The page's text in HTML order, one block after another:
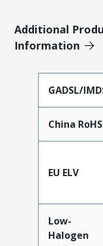
Additional
Information
GADSL/
China RoHS
EU ELV
Low-
Halogen